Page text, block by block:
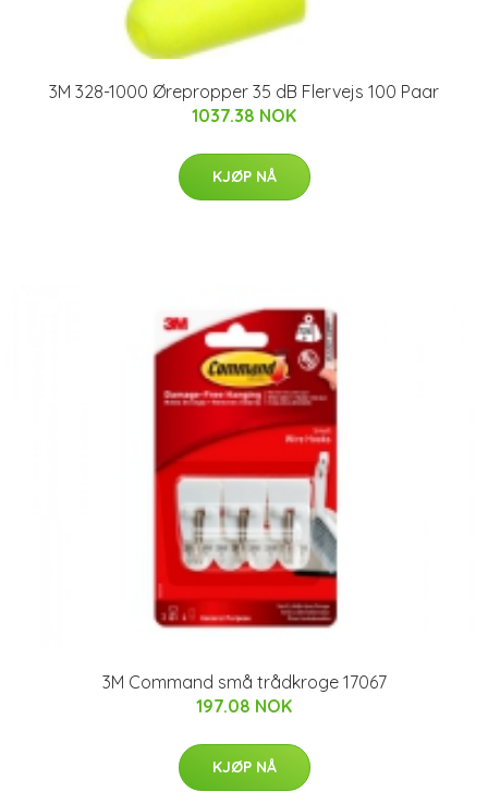
3M 328-1000 Ørepropper 35 dB Flervejs 100 Paar
1037.38 NOK
KJØP NÅ
3M Command små trådkroge 17067
197.08 NOK
KJØP NÅ